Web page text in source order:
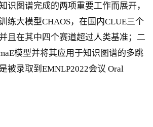
识图谱完成的两项重要工作而展开，
练大模型CHAOS，在国内CLUE三个
且在其中四个赛道超过人类基准；二
模型并将其应用于知识图谱的多跳
被录取到EMNLP2022会议 Oral